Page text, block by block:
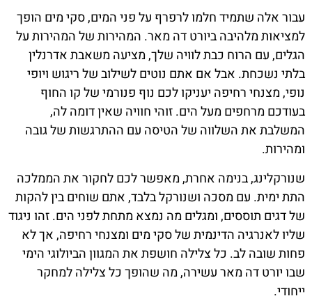
עבור אלה שתמיד חלמו לרפרף על פני המים, סקי מים הופך
למציאות מלהיבה ביורט דה מאר. המהירות של המהירות על
הגלים, עם הרוח כבת לוויה שלך, מציעה משאבת אדרנלין
בלתי נשכחת. אבל אם אתם נוטים לשילוב של ריגוש ויופי
נופי, מצנחי רחיפה יעניקו לכם נוף פנורמי של קו החוף
בעודכם מרחפים מעל הים. זוהי חוויה שאין דומה לה,
המשלבת את השלווה של הטיסה עם ההתרגשות של גובה
ומהירות.
שנורקלינג, בנימה אחרת, מאפשר לכם לחקור את הממלכה
התת ימית. עם מסכה ושנורקל בלבד, אתם שוחים בין להקות
של דגים תוססים, ומגלים מה נמצא מתחת לפני הים. זהו ניגוד
שליו לאנרגיה הדינמית של סקי מים ומצנחי רחיפה, אך לא
פחות שובה לב. כל צלילה חושפת את המגוון הביולוגי הימי
שבו יורט דה מאר עשירה, מה שהופך כל צלילה למחקר
ייחודי.